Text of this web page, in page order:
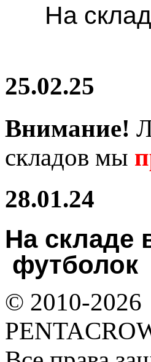
На
25.02.25
Внимание!
складов мы
28.01.24
На
футболок
© 2010-2026